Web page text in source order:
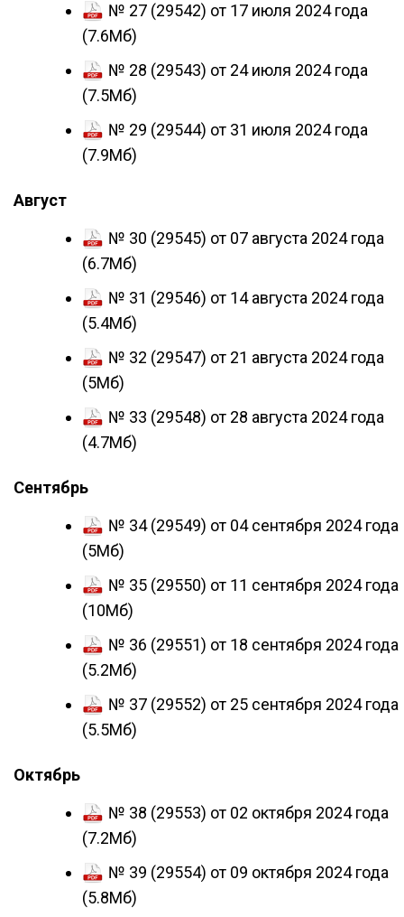
№ 27 (29542) от 17 июля 2024 года
(7.6Мб)
№ 28 (29543) от 24 июля 2024 года
(7.5Мб)
№ 29 (29544) от 31 июля 2024 года
(7.9Мб)
Август
№ 30 (29545) от 07 августа 2024 года
(6.7Мб)
№ 31 (29546) от 14 августа 2024 года
(5.4Мб)
№ 32 (29547) от 21 августа 2024 года
(5Мб)
№ 33 (29548) от 28 августа 2024 года
(4.7Мб)
Сентябрь
№ 34 (29549) от 04 сентября 2024 года
(5Мб)
№ 35 (29550) от 11 сентября 2024 года
(10Мб)
№ 36 (29551) от 18 сентября 2024 года
(5.2Мб)
№ 37 (29552) от 25 сентября 2024 года
(5.5Мб)
Октябрь
№ 38 (29553) от 02 октября 2024 года
(7.2Мб)
№ 39 (29554) от 09 октября 2024 года
(5.8Мб)